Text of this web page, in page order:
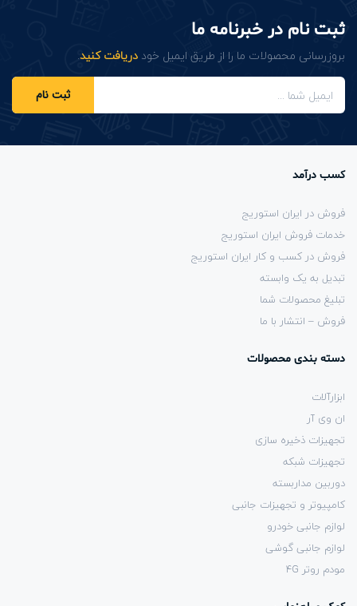
ثبت نام در خبرنامه ما
بروزرسانی محصولات ما را از طریق ایمیل خود دریافت کنید.
ثبت نام
کسب درآمد
فروش در ایران استوریج
خدمات فروش ایران استوریج
فروش در کسب و کار ایران استوریج
تبدیل به یک وابسته
تبلیغ محصولات شما
فروش – انتشار با ما
دسته بندی محصولات
ابزارآلات
ان وی آر
تجهیزات ذخیره سازی
تجهیزات شبکه
دوربین مداربسته
کامپیوتر و تجهیزات جانبی
لوازم جانبی خودرو
لوازم جانبی گوشی
مودم روتر 4G